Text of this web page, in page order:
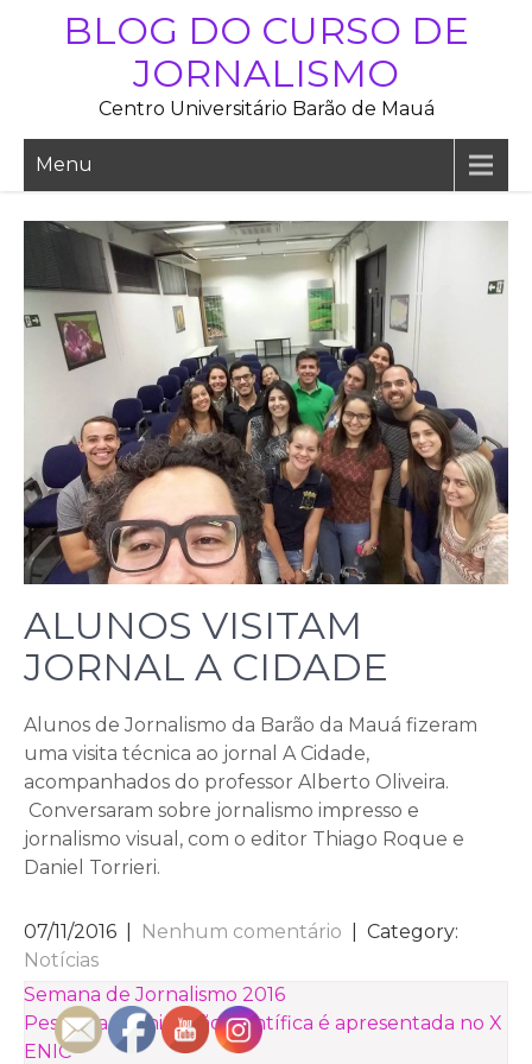
BLOG DO CURSO DE
JORNALISMO
Centro Universitário Barão de Mauá
Menu
ALUNOS VISITAM
JORNAL A CIDADE
Alunos de Jornalismo da Barão da Mauá fizeram
uma visita técnica ao jornal A Cidade,
acompanhados do professor Alberto Oliveira.
Conversaram sobre jornalismo impresso e
jornalismo visual, com o editor Thiago Roque e
Daniel Torrieri.
07/11/2016 Nenhum comentário
| Category:
Notícias
NAVEGAÇÃO
DE
Semana de Jornalismo 2016
Pesquisa de iniciação científica é apresentada no X
ENIC